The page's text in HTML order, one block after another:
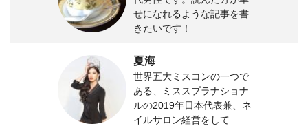
せになれるような記事を書
きたいです！
夏海
世界五大ミスコンの一つで
ある、ミススプラナショナ
ルの2019年日本代表兼、ネ
イルサロン経営をして...